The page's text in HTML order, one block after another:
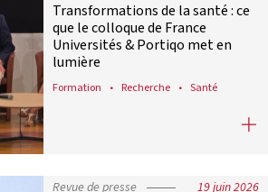
Transformations de la santé : ce
que le colloque de France
Universités & Portiqo met en
lumière
Formation Recherche Santé
Transformations de la santé : ce
Revue de presse 19 juin 2026